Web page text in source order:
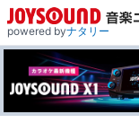
powered byナタリー